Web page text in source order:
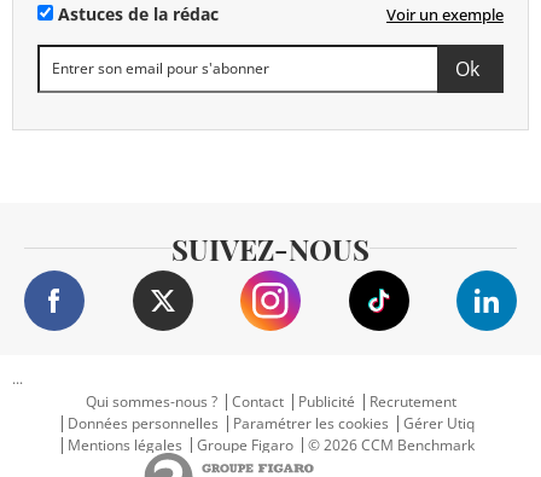
Astuces de la rédac Voir un exemple
SUIVEZ-NOUS
...
Qui sommes-nous ?
Contact Publicité
Recrutement
Données personnelles
Paramétrer les cookies
Gérer Utiq
Mentions légales
Groupe Figaro © 2026 CCM Benchmark